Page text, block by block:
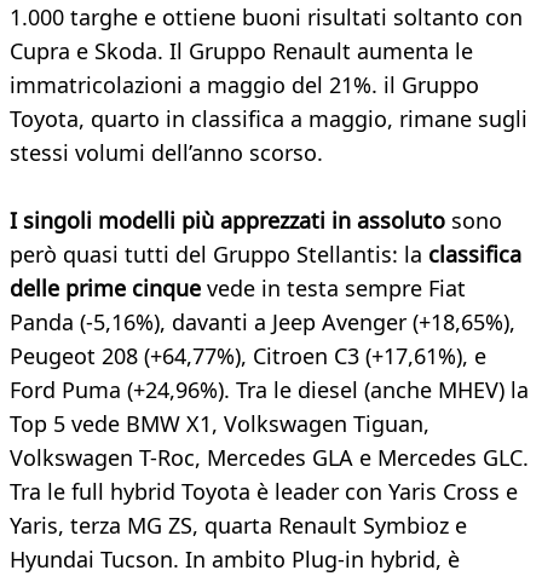
1.000 targhe e ottiene buoni risultati soltanto con
Cupra e Skoda. Il Gruppo Renault aumenta le
immatricolazioni a maggio del 21%. il Gruppo
Toyota, quarto in classifica a maggio, rimane sugli
stessi volumi dell’anno scorso.
I singoli modelli più apprezzati in assoluto sono
però quasi tutti del Gruppo Stellantis: la classifica
delle prime cinque vede in testa sempre Fiat
Panda (-5,16%), davanti a Jeep Avenger (+18,65%),
Peugeot 208 (+64,77%), Citroen C3 (+17,61%), e
Ford Puma (+24,96%). Tra le diesel (anche MHEV) la
Top 5 vede BMW X1, Volkswagen Tiguan,
Volkswagen T-Roc, Mercedes GLA e Mercedes GLC.
Tra le full hybrid Toyota è leader con Yaris Cross e
Yaris, terza MG ZS, quarta Renault Symbioz e
Hyundai Tucson. In ambito Plug-in hybrid, è